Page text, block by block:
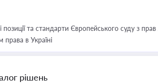
та стандарти Європейського суду з
в Україні
рішень